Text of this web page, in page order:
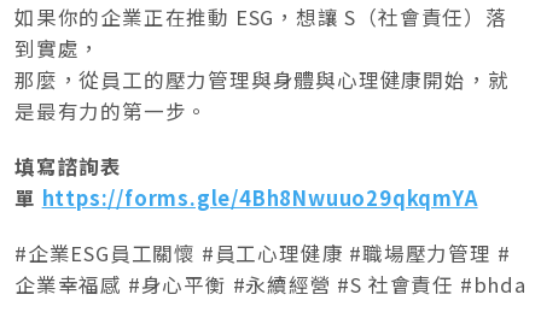
如果你的企業正在推動 ESG，想讓 S（社會責任）落
到實處，
那麼，從員工的壓力管理與身體與心理健康開始，就
是最有力的第一步。
填寫諮詢表
單 https://forms.gle/4Bh8Nwuuo29qkqmYA
#企業ESG員工關懷 #員工心理健康 #職場壓力管理 #
企業幸福感 #身心平衡 #永續經營 #S 社會責任 #bhda